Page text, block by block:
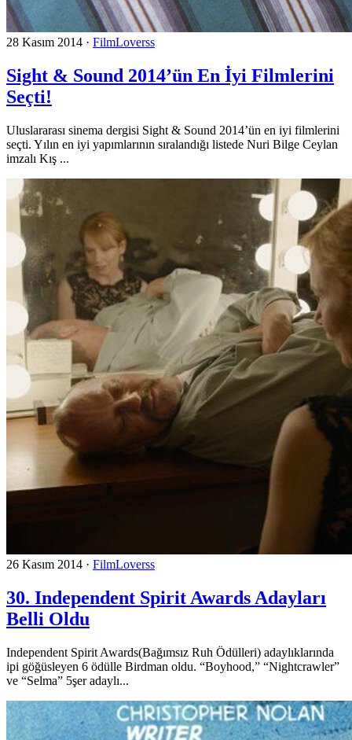
28 Kasım 2014 · FilmLoverss
Sight & Sound 2014’ün En İyi Filmlerini
Seçti!
Uluslararası sinema dergisi Sight & Sound 2014’ün en iyi filmlerini
seçti. Yılın en iyi yapımlarının sıralandığı listede Nuri Bilge Ceylan
imzalı Kış ...
26 Kasım 2014 · FilmLoverss
30. Independent Spirit Awards Adayları
Belli Oldu
Independent Spirit Awards(Bağımsız Ruh Ödülleri) adaylıklarında
ipi göğüsleyen 6 ödülle Birdman oldu. “Boyhood,” “Nightcrawler”
ve “Selma” 5şer adaylı...